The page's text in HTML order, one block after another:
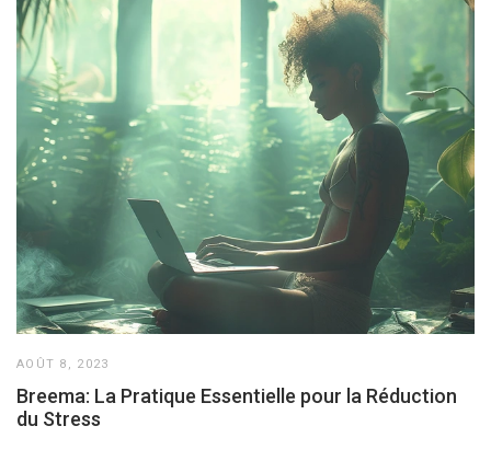
AOÛT 8, 2023
Breema: La Pratique Essentielle pour la Réduction
du Stress